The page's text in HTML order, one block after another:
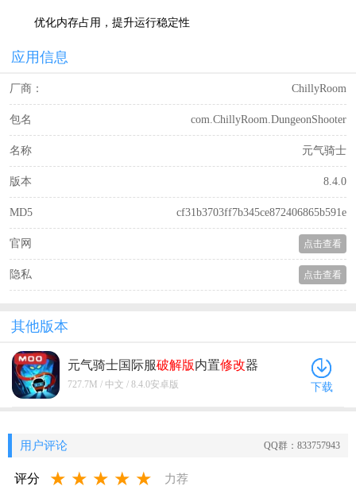
优化内存占用，提升运行稳定性
应用信息
厂商： ChillyRoom
包名 com.ChillyRoom.DungeonShooter
名称 元气骑士
版本 8.4.0
MD5 cf31b3703ff7b345ce872406865b591e
官网 点击查看
隐私 点击查看
其他版本
元气骑士国际服破解版内置修改器
(Soul Knight) 8.4.0安卓版
727.7M / 中文 / 8.4.0安卓版 下载
用户评论 QQ群：833757943
评分 ★ ★ ★ ★ ★ 力荐